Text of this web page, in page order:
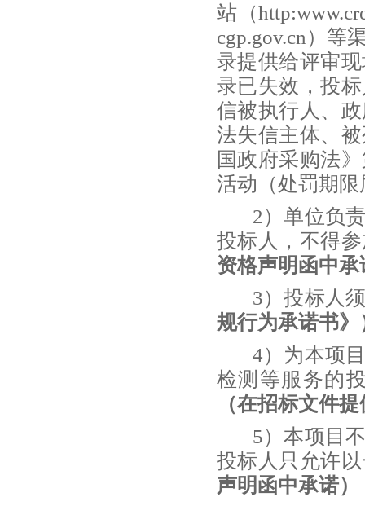
站（
cgp.gov.cn）等
录提供给评审
录已失效，投
信被执行人、
法失信主体、
国政府采购法
活动（处罚期
2）单位负
投标人，不得
资格声明函中承
3）投标人
规行为承诺书》
4）为本项
检测等服务的
（在招标文件
5）本项目
投标人只允许
声明函中承诺）